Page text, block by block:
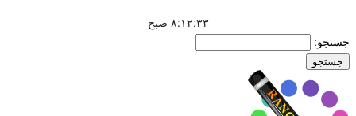
۸:۱۲:۳۴ صبح
جستجو: